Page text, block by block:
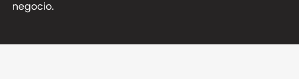
negocio.